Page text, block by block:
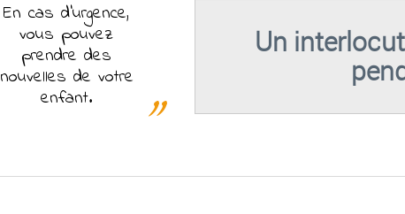
En cas d'urgence,
vous pouvez
prendre des
nouvelles de votre
enfant.
Un